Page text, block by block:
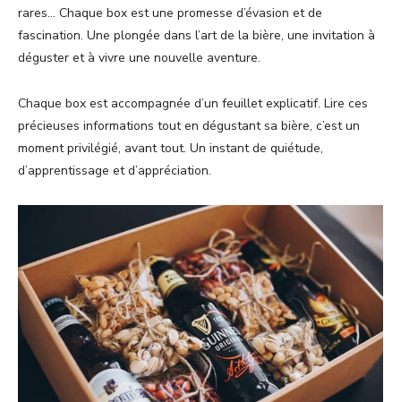
rares… Chaque box est une promesse d’évasion et de
fascination. Une plongée dans l’art de la bière, une invitation à
déguster et à vivre une nouvelle aventure.
Chaque box est accompagnée d’un feuillet explicatif. Lire ces
précieuses informations tout en dégustant sa bière, c’est un
moment privilégié, avant tout. Un instant de quiétude,
d’apprentissage et d’appréciation.